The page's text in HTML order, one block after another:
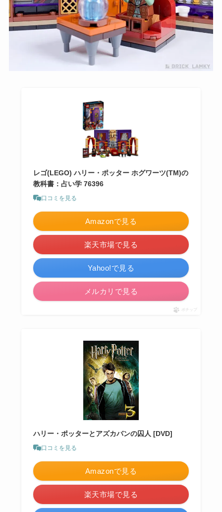
レゴ(LEGO) ハリー・ポッター ホグワーツ(TM)の
教科書：占い学 76396
口コミを見る
Amazonで見る
楽天市場で見る
Yahoo!で見る
メルカリで見る
ポチップ
ハリー・ポッターとアズカバンの囚人 [DVD]
口コミを見る
Amazonで見る
楽天市場で見る